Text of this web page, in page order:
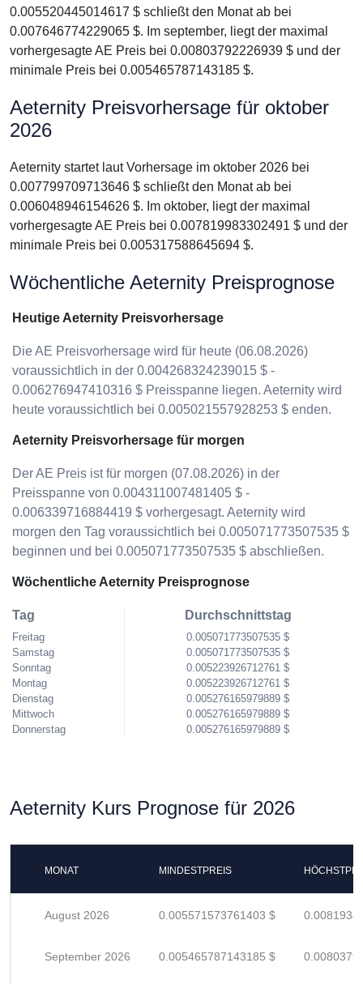
0.005520445014617 $ schließt den Monat ab bei
0.007646774229065 $. Im september, liegt der maximal
vorhergesagte AE Preis bei 0.00803792226939 $ und der
minimale Preis bei 0.005465787143185 $.
Aeternity Preisvorhersage für oktober
2026
Aeternity startet laut Vorhersage im oktober 2026 bei
0.007799709713646 $ schließt den Monat ab bei
0.006048946154626 $. Im oktober, liegt der maximal
vorhergesagte AE Preis bei 0.007819983302491 $ und der
minimale Preis bei 0.005317588645694 $.
Wöchentliche Aeternity Preisprognose
Heutige Aeternity Preisvorhersage
Die AE Preisvorhersage wird für heute (06.08.2026)
voraussichtlich in der 0.004268324239015 $ -
0.006276947410316 $ Preisspanne liegen. Aeternity wird
heute voraussichtlich bei 0.005021557928253 $ enden.
Aeternity Preisvorhersage für morgen
Der AE Preis ist für morgen (07.08.2026) in der
Preisspanne von 0.004311007481405 $ -
0.006339716884419 $ vorhergesagt. Aeternity wird
morgen den Tag voraussichtlich bei 0.005071773507535 $
beginnen und bei 0.005071773507535 $ abschließen.
Wöchentliche Aeternity Preisprognose
Tag
Freitag
Samstag
Sonntag
Montag
Dienstag
Mittwoch
Donnerstag
Durchschnittstag
0.005071773507535 $
0.005071773507535 $
0.005223926712761 $
0.005223926712761 $
0.005276165979889 $
0.005276165979889 $
0.005276165979889 $
Aeternity Kurs Prognose für 2026
MONAT MINDESTPREIS
August 2026 0.005571573761403 $
September 2026 0.005465787143185 $